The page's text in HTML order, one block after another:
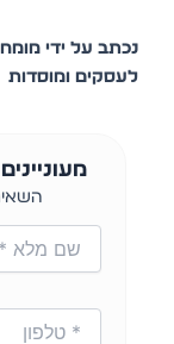
נכתב על ידי מומחה
לעסקים ומוסדות